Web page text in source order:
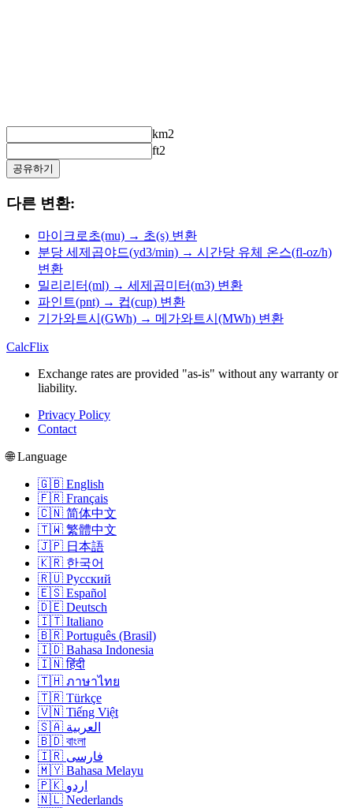
km2
ft2
공유하기
다른 변환:
마이크로초(mu) → 초(s) 변환
분당 세제곱야드(yd3/min) → 시간당 유체 온스(fl-oz/h)
변환
밀리리터(ml) → 세제곱미터(m3) 변환
파인트(pnt) → 컵(cup) 변환
기가와트시(GWh) → 메가와트시(MWh) 변환
CalcFlix
Exchange rates are provided "as-is" without any warranty or
liability.
Privacy Policy
Contact
🌐 Language
🇬🇧 English
🇫🇷 Français
🇨🇳 简体中文
🇹🇼 繁體中文
🇯🇵 日本語
🇰🇷 한국어
🇷🇺 Русский
🇪🇸 Español
🇩🇪 Deutsch
🇮🇹 Italiano
🇧🇷 Português (Brasil)
🇮🇩 Bahasa Indonesia
🇮🇳 हिंदी
🇹🇭 ภาษาไทย
🇹🇷 Türkçe
🇻🇳 Tiếng Việt
🇸🇦 العربية
🇧🇩 বাংলা
🇮🇷 فارسی
🇲🇾 Bahasa Melayu
🇵🇰 اردو
🇳🇱 Nederlands